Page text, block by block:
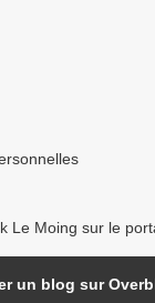
Le Moing sur le
un blog sur